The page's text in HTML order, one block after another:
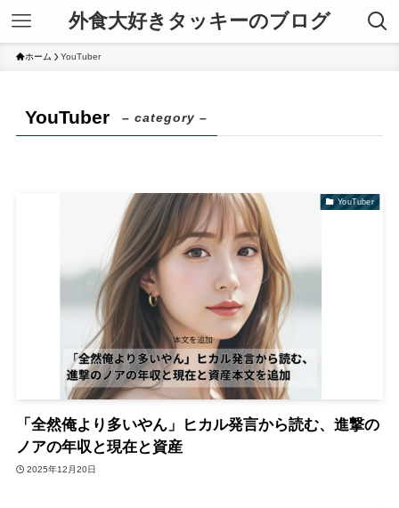
外食大好きタッキーのブログ
ホーム YouTuber
YouTuber – category –
YouTuber
「全然俺より多いやん」ヒカル発言から読む、進撃の
ノアの年収と現在と資産
2025年12月20日